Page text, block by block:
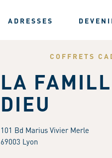
ADRESSES
COFFRETS
LA
DIEU
101 Bd Marius Vivier Merle
69003 Lyon